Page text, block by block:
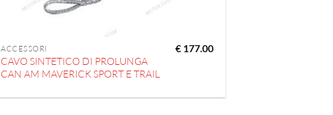
ACCESSORI
CAVO SINTETICO DI PROLUNGA
CAN AM MAVERICK SPORT E TRAIL
€177.00